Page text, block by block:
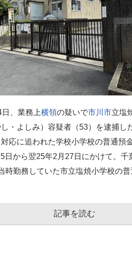
、業務上横領の疑いで市川市立塩
・よしみ）容疑者（53）を逮捕し
応に追われた学校小学校の普通預
日から翌25年2月27日にかけて。千
時勤務していた市立塩焼小学校の
記事を読む